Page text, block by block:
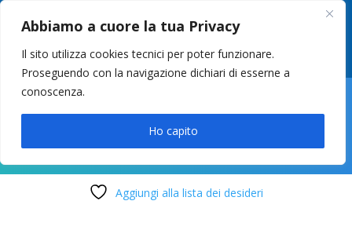
Abbiamo a cuore la tua Privacy
Il sito utilizza cookies tecnici per poter funzionare.
Proseguendo con la navigazione dichiari di esserne a
conoscenza.
Ho capito
049 8627946 –info@cstosetto.it
LUN-VEN 9-12 / 14:30-17
Aggiungi alla lista dei desideri